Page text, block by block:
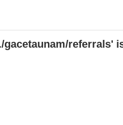
gacetaunam/referrals'